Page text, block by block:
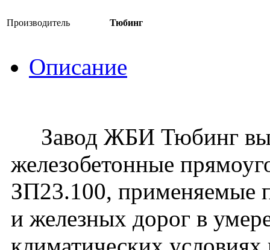
Производитель Тюбинг
Описание
Завод ЖБИ Тюбинг
железобетонные
ЗП23.100, применяемые
и железных дорог в